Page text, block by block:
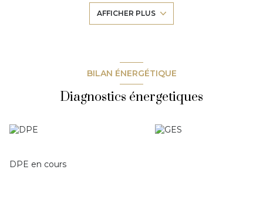
balcon agréable pour profiter des beaux jours. Une place de
parking privative vient compléter le tout — un vrai atout à
proximité du centre. Les travaux d’isolation thermique par
Vous profiterez d’un environnement verdoyant et
tranquille, tout en étant proche des commerces, écoles et
transports. Les atouts : Résidence recherchée et sécurisée
Cuisine ouverte sur séjour 4 chambres Parking privé ITE
récente Proche du centre-ville
AFFICHER PLUS
BILAN ÉNERGÉTIQUE
Diagnostics énergetiques
DPE en cours